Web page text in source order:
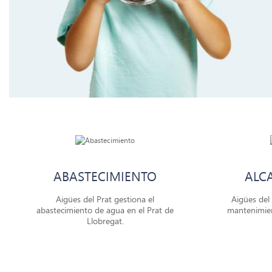
ABASTECIMIENTO
Aigües del Prat gestiona el
abastecimiento de agua en el Prat de
Llobregat.
Aigües